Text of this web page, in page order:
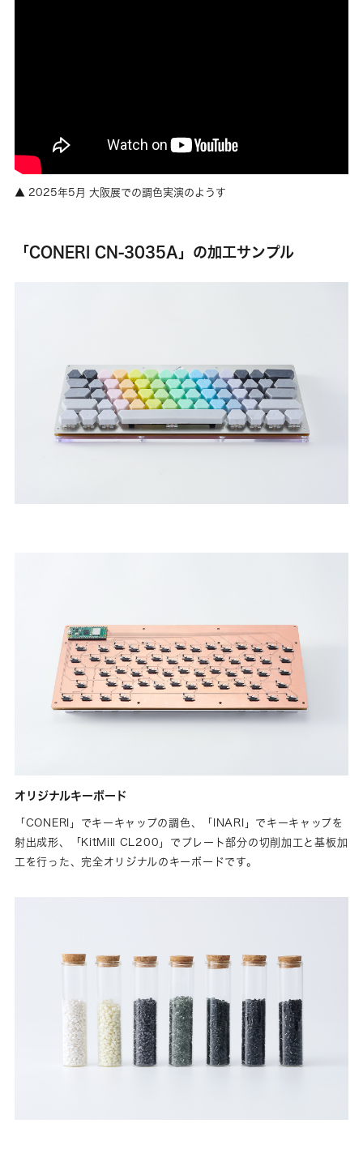
2025年5月 大阪展での調色実演のようす
「CONERI CN-3035A」の加工サンプル
オリジナルキーボード
「CONERI」でキーキャップの調色、「INARI」でキーキャップを
射出成形、「KitMill CL200」でプレート部分の切削加工と基板加
工を行った、完全オリジナルのキーボードです。